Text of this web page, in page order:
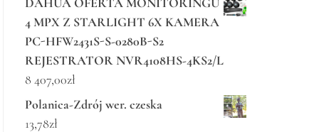
4 MPX Z STARLIGHT 6X KAMERA
PC-HFW2431S-S-0280B-S2
REJESTRATOR NVR4108HS-4KS2/L
8 407,00zł
Polanica-Zdrój wer. czeska
13,78zł